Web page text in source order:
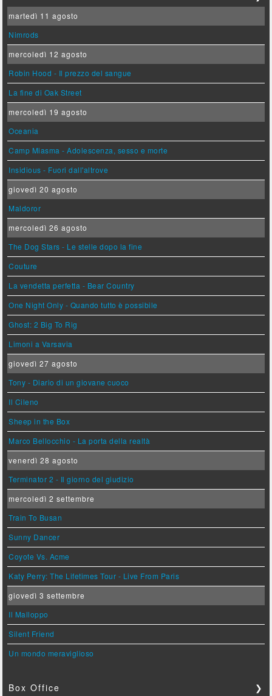
martedì 11 agosto
Nimrods
mercoledì 12 agosto
Robin Hood - Il prezzo del sangue
La fine di Oak Street
mercoledì 19 agosto
Oceania
Camp Miasma - Adolescenza, sesso e morte
Insidious - Fuori dall'altrove
giovedì 20 agosto
Maldoror
mercoledì 26 agosto
The Dog Stars - Le stelle dopo la fine
Couture
La vendetta perfetta - Bear Country
One Night Only - Quando tutto è possibile
Ghost: 2 Big To Rig
Limoni a Varsavia
giovedì 27 agosto
Tony - Diario di un giovane cuoco
Il Cileno
Sheep in the Box
Marco Bellocchio - La porta della realtà
venerdì 28 agosto
Terminator 2 - Il giorno del giudizio
mercoledì 2 settembre
Train To Busan
Sunny Dancer
Coyote Vs. Acme
Katy Perry: The Lifetimes Tour - Live From Paris
giovedì 3 settembre
Il Malloppo
Silent Friend
Un mondo meraviglioso
Box Office ❯